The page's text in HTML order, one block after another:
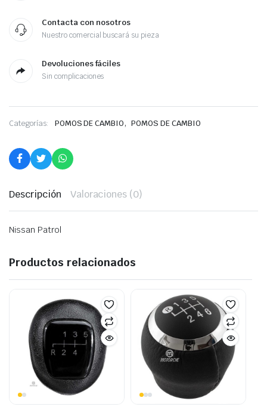
Contacta con nosotros
Nuestro comercial buscará su pieza
Devoluciones fáciles
Sin complicaciones
Categorías: POMOS DE CAMBIO, POMOS DE CAMBIO
Descripción Valoraciones (0)
Nissan Patrol
Productos relacionados